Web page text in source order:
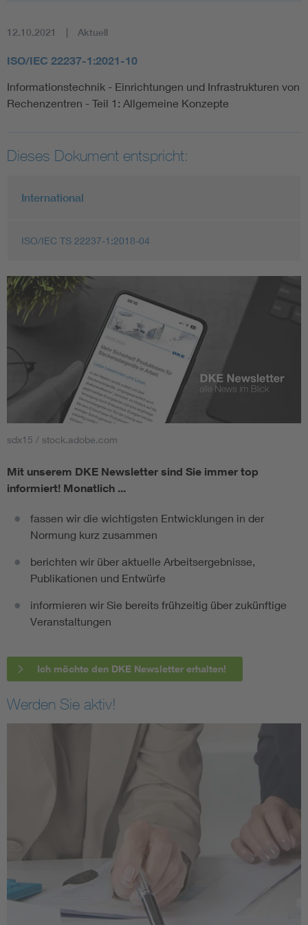
12.10.2021 Aktuell
ISO/IEC 22237-1:2021-10
Informationstechnik - Einrichtungen und Infrastrukturen von
Rechenzentren - Teil 1: Allgemeine Konzepte
Dieses Dokument entspricht:
International
ISO/IEC TS 22237-1:2018-04
sdx15 / stock.adobe.com
Mit unserem DKE Newsletter sind Sie immer top
informiert! Monatlich ...
fassen wir die wichtigsten Entwicklungen in der
Normung kurz zusammen
berichten wir über aktuelle Arbeitsergebnisse,
Publikationen und Entwürfe
informieren wir Sie bereits frühzeitig über zukünftige
Veranstaltungen
Ich möchte den DKE Newsletter erhalten!
Werden Sie aktiv!